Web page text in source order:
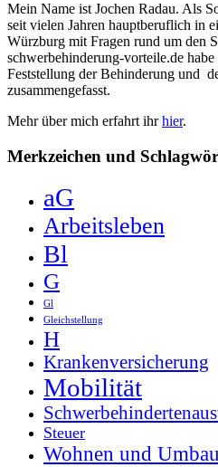
Mein Name ist Jochen Radau. Als
seit vielen Jahren hauptberuflich in
Würzburg mit Fragen rund um den
schwerbehinderung-vorteile.de
Feststellung der Behinderung und
zusammengefasst.
Mehr über mich erfahrt ihrhier.
Merkzeichen und
aG
Arbeitsleben
Bl
G
Gl
Gleichstellung
H
Krankenversicherung
Mobilität
Steuer
Wohnen und